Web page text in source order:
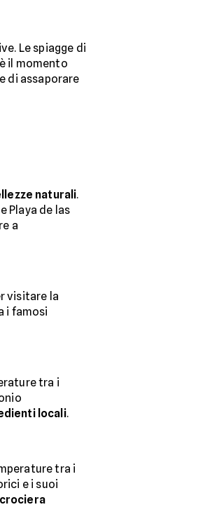
Le spiagge di
il momento
di assaporare
naturali.
Playa de las
a
visitare la
i famosi
tra i
locali.
tra i
e i suoi
crociera